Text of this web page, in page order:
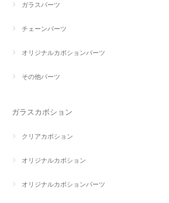
ガラスパーツ
チェーンパーツ
オリジナルカボションパーツ
その他パーツ
ガラスカボション
クリアカボション
オリジナルカボション
オリジナルカボションパーツ